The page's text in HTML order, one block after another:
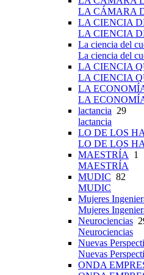
LA CÁMARA
LA CIENCIA
LA CIENCIA
La ciencia del
La ciencia del
LA CIENCIA
LA CIENCIA
LA
LA
lactancia 29
lactancia
LO DE LOS
LO DE LOS
MAESTRÍA 1
MAESTRÍA
MUDIC 82
MUDIC
Mujeres
Mujeres
Neurociencias
Neurociencias
Nuevas
Nuevas
ONDA